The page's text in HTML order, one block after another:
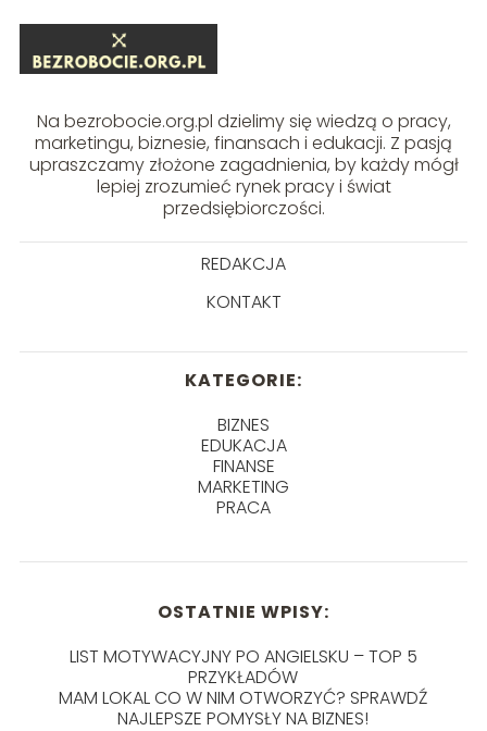
Na bezrobocie.org.pl dzielimy się wiedzą o pracy,
marketingu, biznesie, finansach i edukacji. Z pasją
upraszczamy złożone zagadnienia, by każdy mógł
lepiej zrozumieć rynek pracy i świat
przedsiębiorczości.
REDAKCJA
KONTAKT
KATEGORIE:
BIZNES
EDUKACJA
FINANSE
MARKETING
PRACA
OSTATNIE WPISY:
LIST MOTYWACYJNY PO ANGIELSKU – TOP 5
PRZYKŁADÓW
MAM LOKAL CO W NIM OTWORZYĆ? SPRAWDŹ
NAJLEPSZE POMYSŁY NA BIZNES!